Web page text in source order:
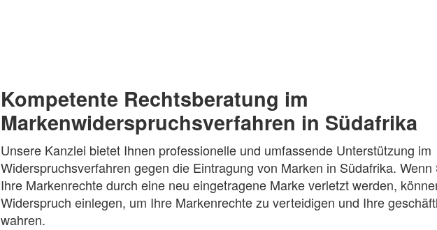
Kompetente Rechtsberatung im
Markenwiderspruchsverfahren in Südafrika
Unsere Kanzlei bietet Ihnen professionelle und umfassende Unterstützung im
Widerspruchsverfahren gegen die Eintragung von Marken in Südafrika.
Ihre Markenrechte durch eine neu eingetragene Marke verletzt werden,
Widerspruch einlegen, um Ihre Markenrechte zu verteidigen und Ihre
wahren.